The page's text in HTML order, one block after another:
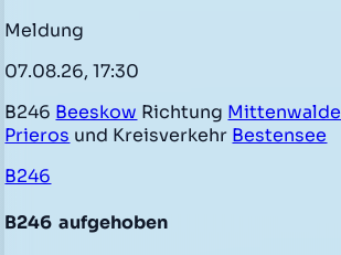
Meldung
07.08.26, 17:30
B246 Beeskow Richtung Mittenwalde
Prieros und Kreisverkehr Bestensee
B246
B246 aufgehoben